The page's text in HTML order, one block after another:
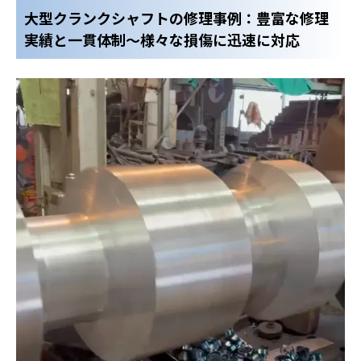
大型クランクシャフトの修理事例：豊富な修理
実績と一貫体制～様々な損傷に迅速に対応